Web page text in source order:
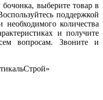
выберите товар в
поддержкой
необходимого количества
и получите
вопросам. Звоните и